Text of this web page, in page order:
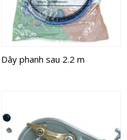
Dây phanh sau 2.2 m